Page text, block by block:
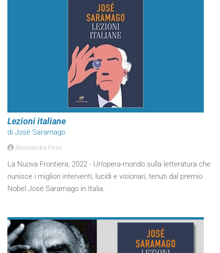
Lezioni italiane
di José Saramago
Alessandra Piras
La Nuova Frontiera, 2022 - Un’opera-mondo sulla letteratura che
riunisce i migliori interventi, lucidi e visionari, tenuti dal premio
Nobel José Saramago in Italia.